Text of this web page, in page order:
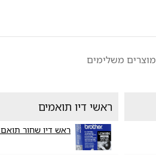
מוצרים משלימים
ראשי דיו תואמים
ראש דיו שחור תואם Brother LC800BK